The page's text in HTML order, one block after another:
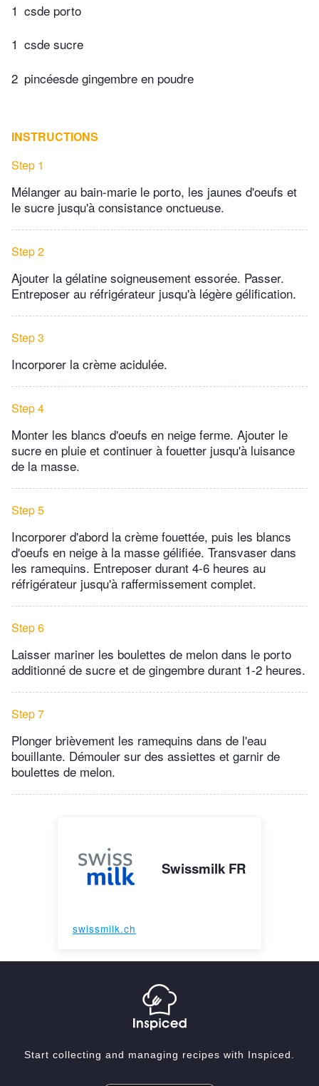
1 csde porto
1 csde sucre
2 pincéesde gingembre en poudre
INSTRUCTIONS
Step 1
Mélanger au bain-marie le porto, les jaunes d'oeufs et
le sucre jusqu'à consistance onctueuse.
Step 2
Ajouter la gélatine soigneusement essorée. Passer.
Entreposer au réfrigérateur jusqu'à légère gélification.
Step 3
Incorporer la crème acidulée.
Step 4
Monter les blancs d'oeufs en neige ferme. Ajouter le
sucre en pluie et continuer à fouetter jusqu'à luisance
de la masse.
Step 5
Incorporer d'abord la crème fouettée, puis les blancs
d'oeufs en neige à la masse gélifiée. Transvaser dans
les ramequins. Entreposer durant 4-6 heures au
réfrigérateur jusqu'à raffermissement complet.
Step 6
Laisser mariner les boulettes de melon dans le porto
additionné de sucre et de gingembre durant 1-2 heures.
Step 7
Plonger brièvement les ramequins dans de l'eau
bouillante. Démouler sur des assiettes et garnir de
boulettes de melon.
Swissmilk FR
swissmilk.ch
Start collecting and managing recipes with Inspiced.